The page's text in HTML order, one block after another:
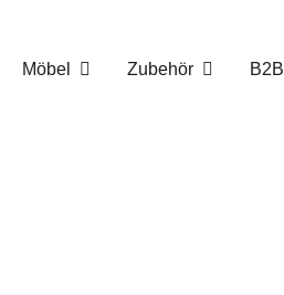
Möbel Zubehör B2B